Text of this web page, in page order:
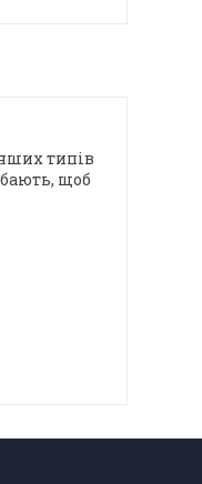
типів
щоб